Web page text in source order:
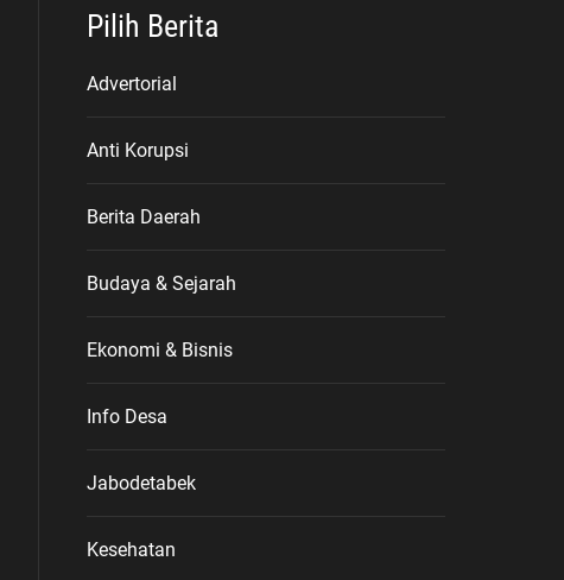
Pilih Berita
Advertorial
Anti Korupsi
Berita Daerah
Budaya & Sejarah
Ekonomi & Bisnis
Info Desa
Jabodetabek
Kesehatan